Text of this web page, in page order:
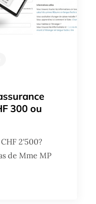
300 ou
2'500?
de Mme MP